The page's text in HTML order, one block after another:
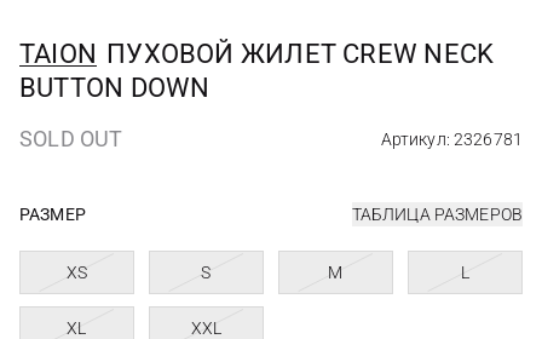
TAION ПУХОВОЙ ЖИЛЕТ CREW NECK
BUTTON DOWN
SOLD OUT Артикул: 2326781
РАЗМЕР ТАБЛИЦА РАЗМЕРОВ
XS S M L
XL XXL